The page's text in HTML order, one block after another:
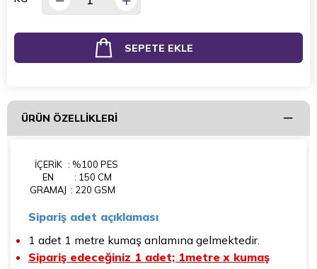
ÜRÜN ÖZELLIKLERI
İÇERİK : %100 PES
EN
: 150 CM
GRAMAJ : 220 GSM
Sipariş adet açıklaması
1 adet 1 metre kumaş anlamına gelmektedir.
Sipariş edeceğiniz 1 adet; 1metre x kumaş